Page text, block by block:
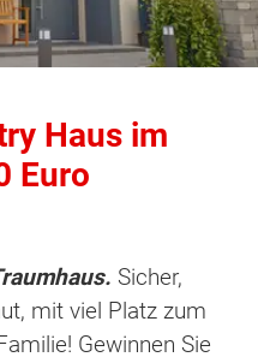
Haus im
Euro
Sicher,
mit viel Platz zum
Gewinnen Sie